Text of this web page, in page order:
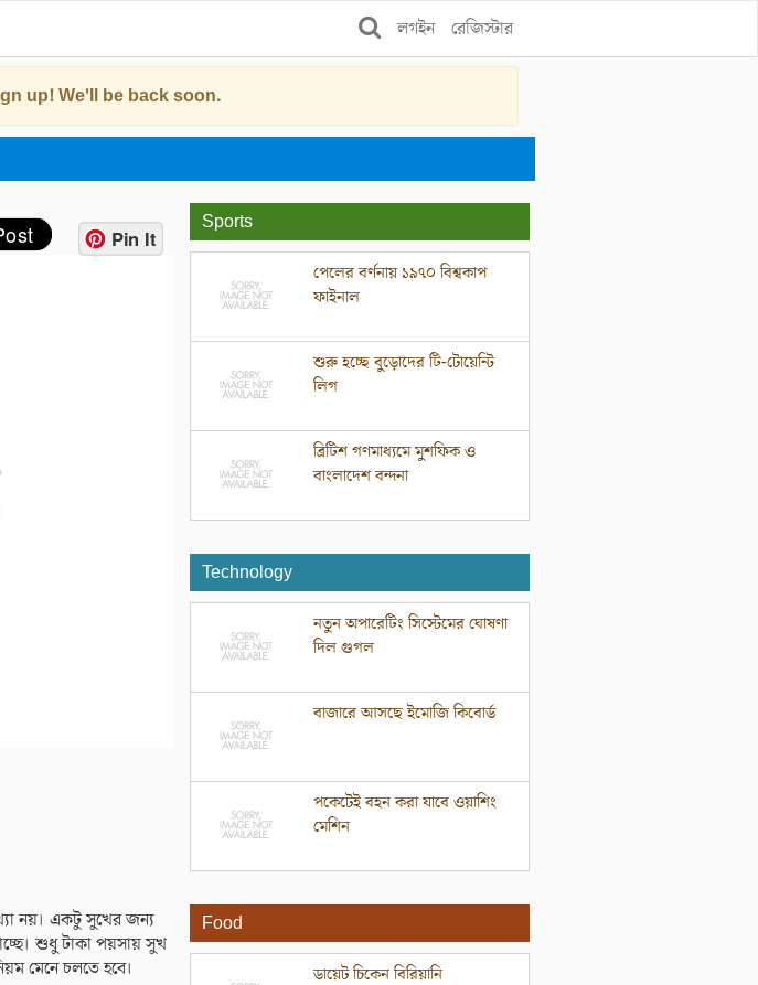
লগইন রেজিস্টার
up! We'll be back soon.
Pin It
নয়। একটু সুখের জন্য
শুধু টাকা পয়সায় সুখ
মেনে চলতে হবে।
Sports
পেলের বর্ণনায় ১৯৭০ বিশ্বকাপ
ফাইনাল
শুরু হচ্ছে বুড়োদের টি-টোয়েন্টি
লিগ
ব্রিটিশ গণমাধ্যমে মুশফিক ও
বাংলাদেশ বন্দনা
Technology
নতুন অপারেটিং সিস্টেমের ঘোষণা
দিল গুগল
বাজারে আসছে ইমোজি কিবোর্ড
পকেটেই বহন করা যাবে ওয়াশিং
মেশিন
Food
ডায়েট চিকেন বিরিয়ানি